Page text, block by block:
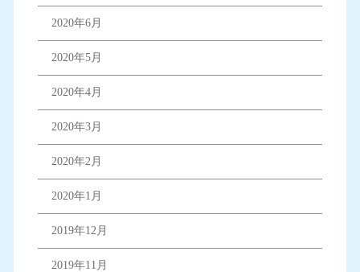
2020年6月
2020年5月
2020年4月
2020年3月
2020年2月
2020年1月
2019年12月
2019年11月